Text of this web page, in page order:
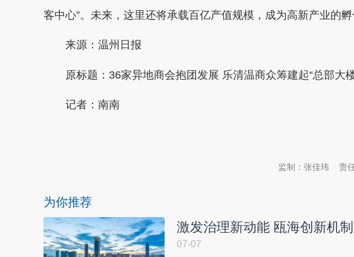
客中心”。未来，这里还将承载百亿产值规模，成为高新产业的孵
来源：温州日报
原标题：36家异地商会抱团发展 乐清温商众筹建起“总部大
记者：南南
责
监制：张佳玮
为你推荐
激发治理新动能 瓯海创新机
07-07